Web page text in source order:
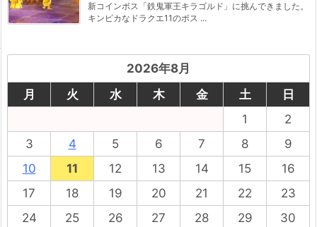
新コインボス「鉄鬼軍王キラゴルド」に挑んできました。
キンピカなドラクエ11のボス ...
2026年8月
月
火 水 木 金 土
日
1
2
3
4 5 6 7 8
9
10
11 12 13 14 15
16
17
18 19 20 21 22
23
24
25 26 27 28 29
30